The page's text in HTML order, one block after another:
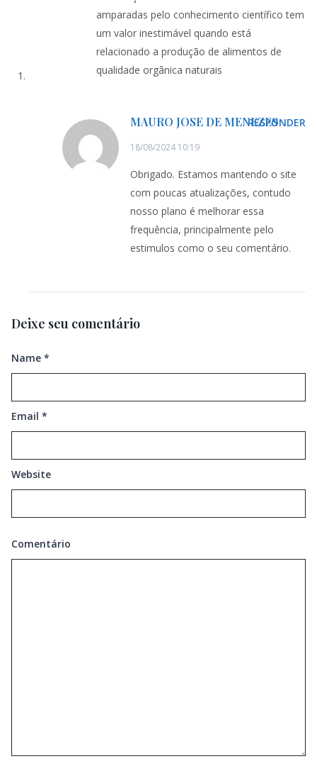
amparadas pelo conhecimento científico tem
um valor inestimável quando está
relacionado a produção de alimentos de
qualidade orgânica naturais
MAURO JOSE DE MENEZES
18/08/2024 10:19
RESPONDER
Obrigado. Estamos mantendo o site
com poucas atualizações, contudo
nosso plano é melhorar essa
frequência, principalmente pelo
estimulos como o seu comentário.
Deixe seu comentário
Name *
Email *
Website
Comentário